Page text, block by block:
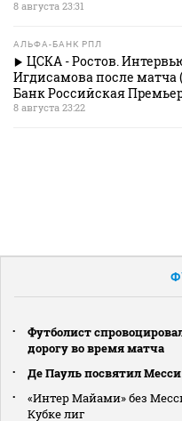
8 августа 23:31
АЛЬФА-БАНК РПЛ
ЦСКА - Ростов.
Игдисамова после матча
Банк Российская
8 августа 23:22
Футболист
дорогу во время матча
Де Пауль посвятил Месси
«Интер Майами» без
Кубке лиг